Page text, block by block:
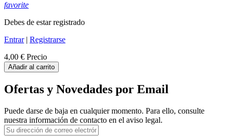
favorite
Debes de estar registrado
Entrar| Registrarse
4,00 € Precio
Añadir al carrito
Ofertas y Novedades por Email
Puede darse de baja en cualquier momento. Para ello, consulte
nuestra información de contacto en el aviso legal.